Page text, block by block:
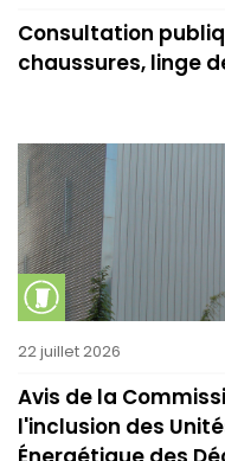
Consultation
chaussures, linge
22 juillet 2026
Avis de la
l'inclusion des